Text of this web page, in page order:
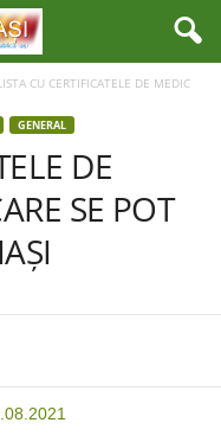
CU CERTIFICATELE DE MEDIC
GENERAL
DE
SE POT